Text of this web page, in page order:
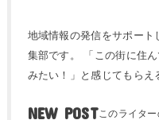
地域情報の発信をサポー
集部です。 「この街に住
みたい！」と感じてもらえ
NEW POST